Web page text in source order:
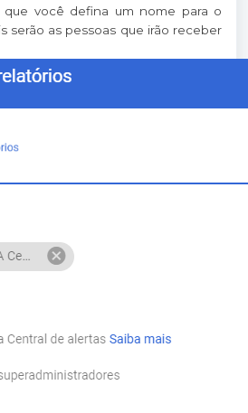
que você defina um nome para o
serão as pessoas que irão receber